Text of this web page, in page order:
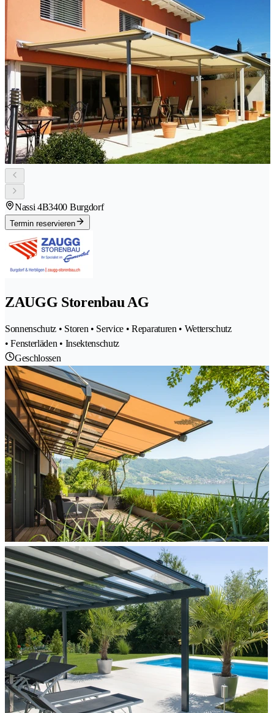
Nassi 4B3400 Burgdorf
Termin reservieren
ZAUGG Storenbau AG
Sonnenschutz • Storen • Service • Reparaturen • Wetterschutz
• Fensterläden • Insektenschutz
Geschlossen